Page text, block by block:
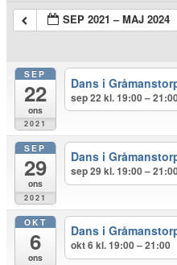
SEP 2021 – MAJ 2024
SEP
22
ons
2021
Dans i
sep 22 kl. 19:00 –
SEP
29
ons
2021
Dans i
sep 29 kl. 19:00 –
OKT
6
ons
Dans i
okt 6 kl. 19:00 – 21:00